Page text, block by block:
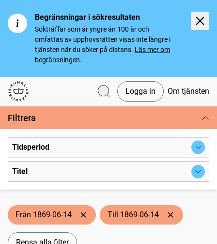
Begränsningar i sökresultaten
Sökträffar som är yngre än 100 år och
omfattas av upphovsrätten visas inte längre i
tjänsten när du söker på distans. Läs mer om
begränsningen.
Svenska tidningar
Logga in Om tjänsten
Filtrera
Tidsperiod
Titel
Från 1869-06-14 Till 1869-06-14